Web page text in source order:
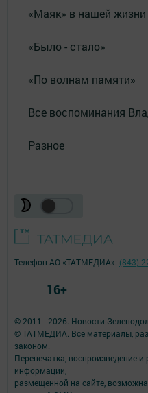
«Маяк» в нашей жизни
«Было - стало»
«По волнам памяти»
Все воспоминания
Разное
© 2011 - 2026. Новости
© ТАТМЕДИА. Все материалы,
законом.
Перепечатка, воспроизведение
информации,
размещенной на сайте,
Телефон АО «ТАТМЕДИА»: (843)
16+